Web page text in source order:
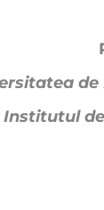
de
Institutul